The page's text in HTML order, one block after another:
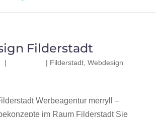
Filderstadt
| | Filderstadt, Webdesign
Werbeagentur merryll –
im Raum Filderstadt Sie